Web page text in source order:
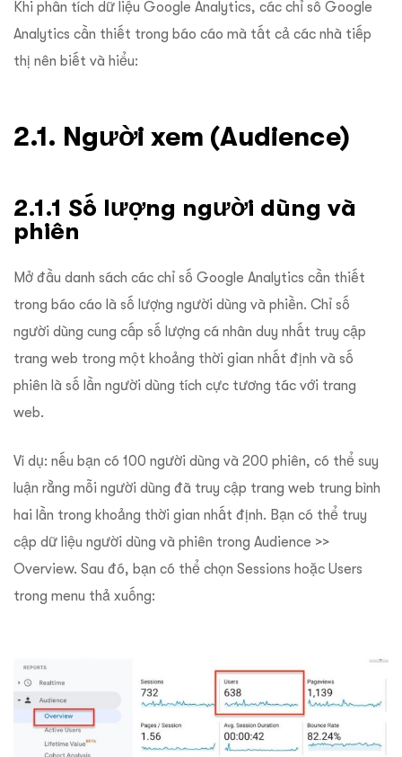
Khi phân tích dữ liệu Google Analytics, các chỉ số Google
Analytics cần thiết trong báo cáo mà tất cả các nhà tiếp
thị nên biết và hiểu:
2.1. Người xem (Audience)
2.1.1 Số lượng người dùng và
phiên
Mở đầu danh sách các chỉ số Google Analytics cần thiết
trong báo cáo là số lượng người dùng và phiền. Chỉ số
người dùng cung cấp số lượng cá nhân duy nhất truy cập
trang web trong một khoảng thời gian nhất định và số
phiên là số lần người dùng tích cực tương tác với trang
web.
Ví dụ: nếu bạn có 100 người dùng và 200 phiên, có thể suy
luận rằng mỗi người dùng đã truy cập trang web trung bình
hai lần trong khoảng thời gian nhất định. Bạn có thể truy
cập dữ liệu người dùng và phiên trong Audience >>
Overview. Sau đó, bạn có thể chọn Sessions hoặc Users
trong menu thả xuống: